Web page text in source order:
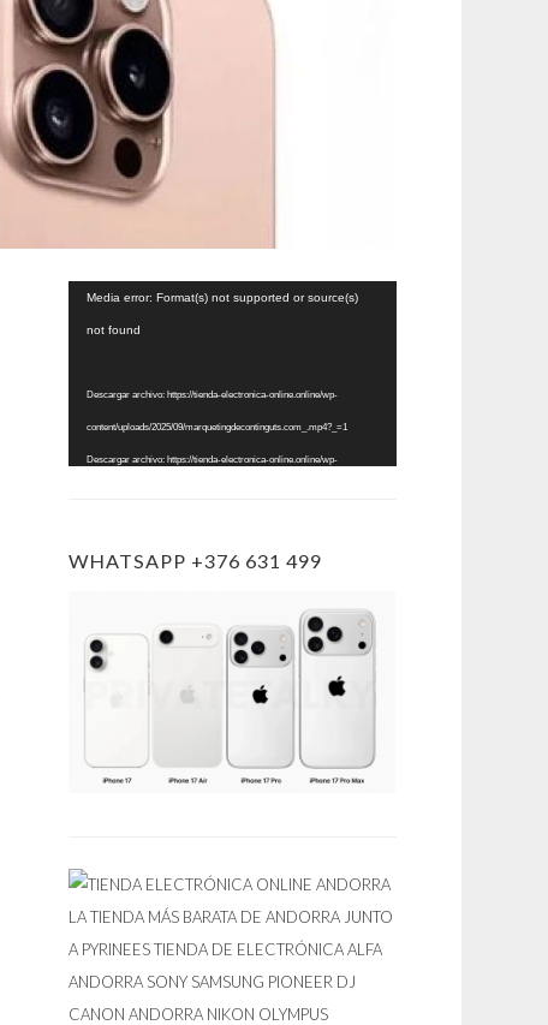
Reproductor
Media error: Format(s) not supported or source(s)
not found
Descargar archivo: https://tienda-electronica-online.online/wp-
content/uploads/2025/09/marquetingdecontinguts.com_.mp4?_=1
Descargar archivo: https://tienda-electronica-online.online/wp-
WHATSAPP +376 631 499